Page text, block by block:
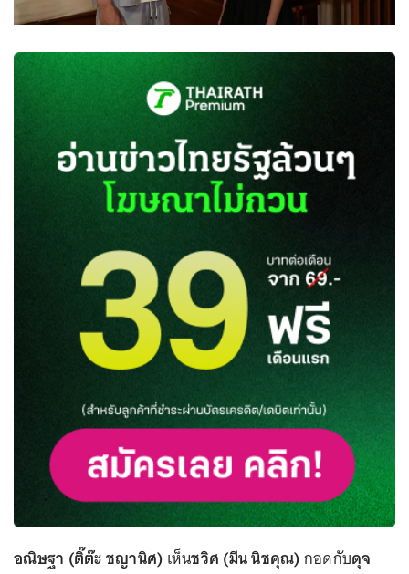
อณิษฐา (ติ๊ต๊ะ ชญานิศ) เห็นชวิศ (มีน นิชคุณ)กอดกับดุจ